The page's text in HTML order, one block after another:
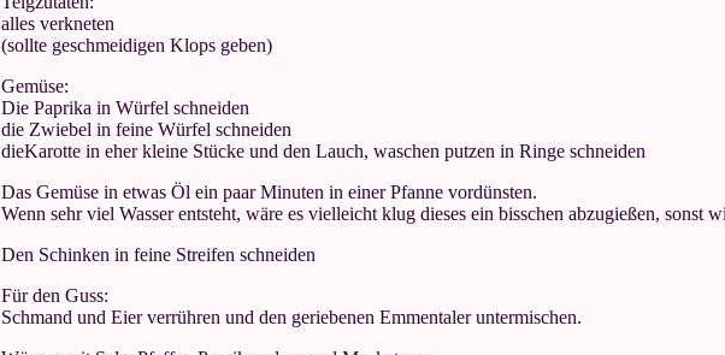
alles verkneten
(sollte geschmeidigen Klops geben)
Gemüse:
Die Paprika in Würfel schneiden
die Zwiebel in feine Würfel schneiden
dieKarotte in eher kleine Stücke und den Lauch, waschen putzen in Ringe schneiden
Das Gemüse in etwas Öl ein paar Minuten in einer Pfanne vordünsten.
Wenn sehr viel Wasser entsteht, wäre es vielleicht klug dieses ein bisschen abzugießen, sonst
Den Schinken in feine Streifen schneiden
Für den Guss:
Schmand und Eier verrühren und den geriebenen Emmentaler untermischen.